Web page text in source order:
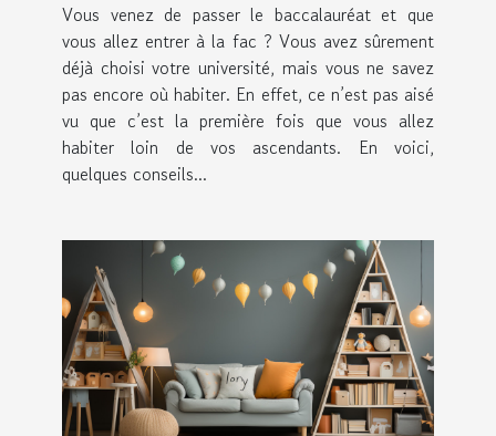
Vous venez de passer le baccalauréat et que
vous allez entrer à la fac ? Vous avez sûrement
déjà choisi votre université, mais vous ne savez
pas encore où habiter. En effet, ce n’est pas aisé
vu que c’est la première fois que vous allez
habiter loin de vos ascendants. En voici,
quelques conseils...